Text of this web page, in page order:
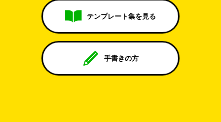
テンプレート集を見る
手書きの方